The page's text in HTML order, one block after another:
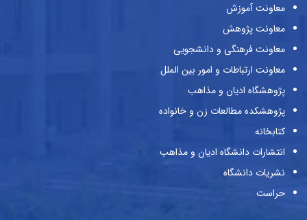
معاونت آموزش
معاونت پژوهش
معاونت فرهنگی و دانشجویی
معاونت ارتباطات و امور بین الملل
پژوهشگاه ادیان و مذاهب
پژوهشکده مطالعات زن و خانواده
کتابخانه
انتشارات دانشگاه ادیان و مذاهب
نشریات دانشگاه
حراست